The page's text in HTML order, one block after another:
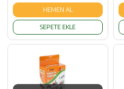
HEMEN AL
SEPETE EKLE